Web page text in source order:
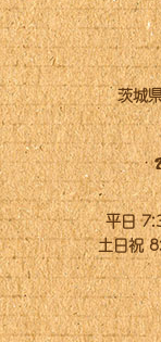
茨城
平日
土日祝